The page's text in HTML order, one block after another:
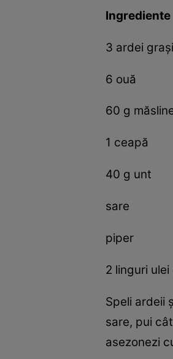
Ingrediente
3 ardei
6 ouă
60 g
1 ceapă
40 g unt
sare
piper
2 linguri
Speli ardeii
sare, pui
asezonezi